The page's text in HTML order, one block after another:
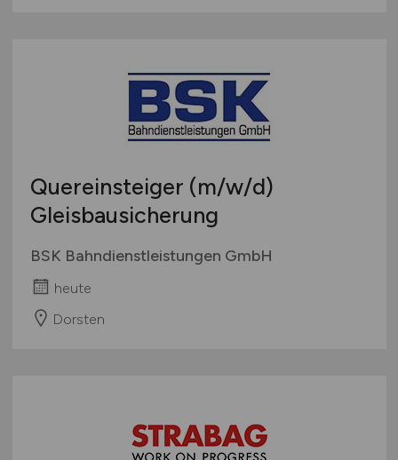
Quereinsteiger (m/w/d)
Gleisbausicherung
BSK Bahndienstleistungen GmbH
heute
Dorsten